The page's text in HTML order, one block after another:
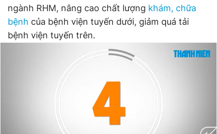
ngành RHM, nâng cao chất lượng khám, chữa
bệnh của bệnh viện tuyến dưới, giảm quá tải
bệnh viện tuyến trên.